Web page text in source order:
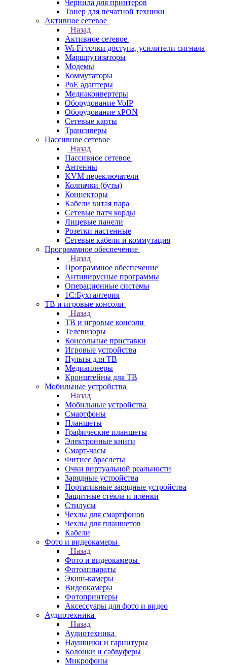
Чернила для принтеров
Тонер для печатной техники
Активное сетевое
Назад
Активное сетевое
Wi-Fi точки доступа, усилители сигнала
Маршрутизаторы
Модемы
Коммутаторы
PoE адаптеры
Медиаконвертеры
Оборудование VoIP
Оборудование xPON
Сетевые карты
Трансиверы
Пассивное сетевое
Назад
Пассивное сетевое
Антенны
KVM переключатели
Колпачки (буты)
Коннекторы
Кабели витая пара
Сетевые патч корды
Лицевые панели
Розетки настенные
Сетевые кабели и коммутация
Программное обеспечение
Назад
Программное обеспечение
Антивирусные программы
Операционные системы
1С:Бухгалтерия
ТВ и игровые консоли
Назад
ТВ и игровые консоли
Телевизоры
Консольные приставки
Игровые устройства
Пульты для ТВ
Медиаплееры
Кронштейны для ТВ
Мобильные устройства
Назад
Мобильные устройства
Смартфоны
Планшеты
Графические планшеты
Электронные книги
Смарт-часы
Фитнес браслеты
Очки виртуальной реальности
Зарядные устройства
Портативные зарядные устройства
Защитные стёкла и плёнки
Стилусы
Чехлы для смартфонов
Чехлы для планшетов
Кабели
Фото и видеокамеры
Назад
Фото и видеокамеры
Фотоаппараты
Экшн-камеры
Видеокамеры
Фотопринтеры
Аксессуары для фото и видео
Аудиотехника
Назад
Аудиотехника
Наушники и гарнитуры
Колонки и сабвуферы
Микрофоны